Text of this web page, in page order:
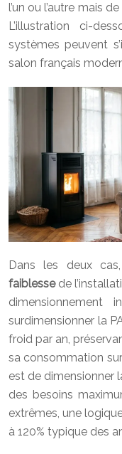
l’un ou l’autre mais
L’illustration ci-
systèmes peuvent
salon français
Dans les deux cas,
faiblessede
surdimensionner la
froid par an,
sa consommation
est de dimensionner
des besoins
extrêmes, une
à 120% typique des